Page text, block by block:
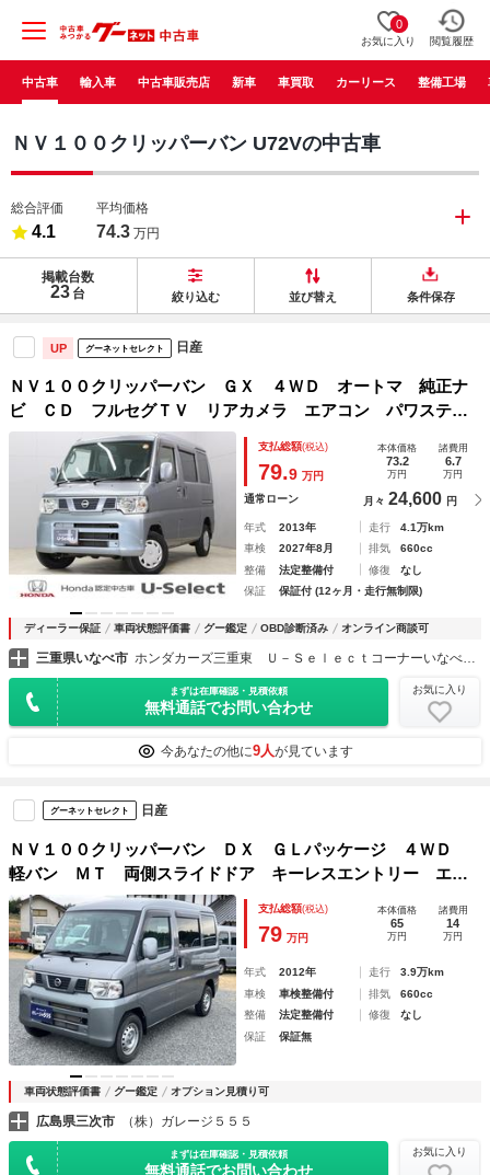
0
お気に入り 閲覧履歴
中古車 輸入車 中古車販売店 新車 車買取 カーリース 整備工場
ＮＶ１００クリッパーバン U72Vの中古車
総合評価
4.1
平均価格
74.3 万円
掲載台数
23 台 絞り込む 並び替え 条件保存
UP グーネットセレクト 日産
ＮＶ１００クリッパーバン ＧＸ ４ＷＤ オートマ 純正ナ
ビ ＣＤ フルセグＴＶ リアカメラ エアコン パワステ
パワーウィンドウ 両側スライドドア キィーレス アンチロ
ックブレーキ ＡＢＳ キーレスエントリー エアバック
支払総額(税込)
79.9 万円
本体価格
73.2
万円
諸費用
6.7
万円
通常ローン 月々 24,600 円
年式 2013年 走行
4.1万km
車検
2027年8月 排気
660cc
整備
法定整備付 修復
なし
保証
保証付 (12ヶ月・走行無制限)
ディーラー保証 車両状態評価書 グー鑑定 OBD診断済み オンライン商談可
三重県いなべ市 ホンダカーズ三重東 Ｕ－Ｓｅｌｅｃｔコーナーいなべ大安 株式会社ホンダ四輪販売中京
まずは在庫確認・見積依頼
無料通話でお問い合わせ
お気に入り
今あなたの他に9人が見ています
グーネットセレクト 日産
ＮＶ１００クリッパーバン ＤＸ ＧＬパッケージ ４ＷＤ
軽バン ＭＴ 両側スライドドア キーレスエントリー エア
コン パワーステアリング パワーウィンドウ 運転席エアバ
ッグ 助手席エアバッグ ＣＤ
支払総額(税込)
79 万円
本体価格
65
万円
諸費用
14
万円
年式 2012年 走行
3.9万km
車検
車検整備付 排気
660cc
整備
法定整備付 修復
なし
保証
保証無
車両状態評価書 グー鑑定 オプション見積り可
広島県三次市 （株）ガレージ５５５
まずは在庫確認・見積依頼
無料通話でお問い合わせ
お気に入り